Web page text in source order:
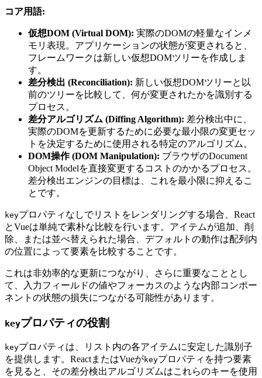
コア用語:
仮想DOM (Virtual DOM): 実際のDOMの軽量なインメ
モリ表現。アプリケーションの状態が変更されると、
フレームワークは新しい仮想DOMツリーを作成しま
す。
差分検出 (Reconciliation): 新しい仮想DOMツリーと以
前のツリーを比較して、何が変更されたかを識別する
プロセス。
差分アルゴリズム (Diffing Algorithm): 差分検出中に、
実際のDOMを更新するために必要な最小限の変更セッ
トを決定するために使用される特定のアルゴリズム。
DOM操作 (DOM Manipulation): ブラウザのDocument
Object Modelを直接変更するコストのかかるプロセス。
差分検出エンジンの目標は、これを最小限に抑えるこ
とです。
keyプロパティなしでリストをレンダリングする場合、React
とVueは単純で素朴な比較を行います。アイテムが追加、削
除、または並べ替えられた場合、デフォルトの動作は配列内
の位置によって要素を比較することです。
これは非効率的な更新につながり、さらに重要なこととし
て、入力フィールドの値やフォーカスのような内部コンポー
ネントの状態の損失につながる可能性があります。
keyプロパティの役割
keyプロパティは、リスト内の各アイテムに安定した識別子
を提供します。ReactまたはVueがkeyプロパティを持つ要素
を見ると、その差分検出アルゴリズムはこれらのキーを使用